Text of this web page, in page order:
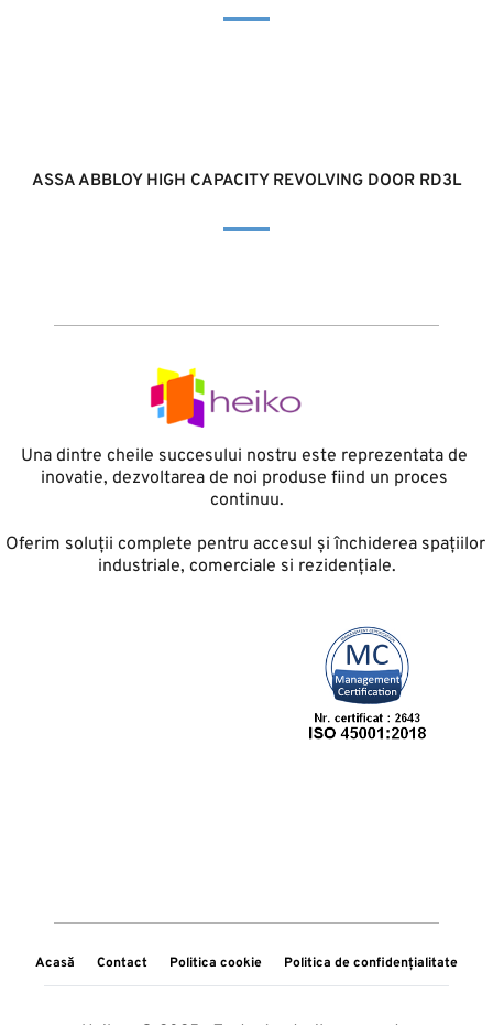
ASSA ABBLOY HIGH CAPACITY REVOLVING DOOR RD3L
Una dintre cheile succesului nostru este reprezentata de
inovatie, dezvoltarea de noi produse fiind un proces
continuu.
Oferim soluții complete pentru accesul și închiderea spațiilor
industriale, comerciale si rezidențiale.
Acasă Contact Politica cookie Politica de confidențialitate